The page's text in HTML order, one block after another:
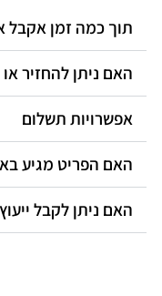
תוך כמה זמן אקבל
האם ניתן להחזיר
אפשרויות תשלום
האם הפריט מגיע
האם ניתן לקבל